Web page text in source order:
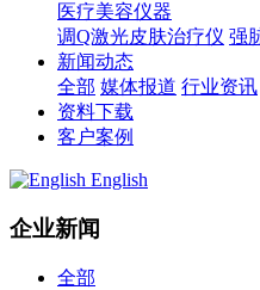
医疗美容仪器
调Q激光皮肤治疗仪 强
新闻动态
全部 媒体报道 行业资讯
资料下载
客户案例
English
企业新闻
全部